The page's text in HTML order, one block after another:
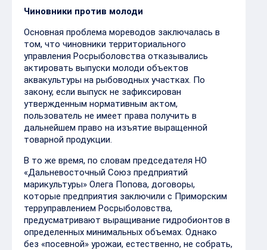
Чиновники против молоди
Основная проблема мореводов заключалась в
том, что чиновники территориального
управления Росрыболовства отказывались
актировать выпуски молоди объектов
аквакультуры на рыбоводных участках. По
закону, если выпуск не зафиксирован
утвержденным нормативным актом,
пользователь не имеет права получить в
дальнейшем право на изъятие выращенной
товарной продукции.
В то же время, по словам председателя НО
«Дальневосточный Союз предприятий
марикультуры» Олега Попова, договоры,
которые предприятия заключили с Приморским
терруправлением Росрыболовства,
предусматривают выращивание гидробионтов в
определенных минимальных объемах. Однако
без «посевной» урожаи, естественно, не собрать,